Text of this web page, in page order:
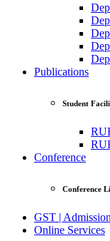
Publications
Student
Conference
Conference
GST | Admission
Online Services